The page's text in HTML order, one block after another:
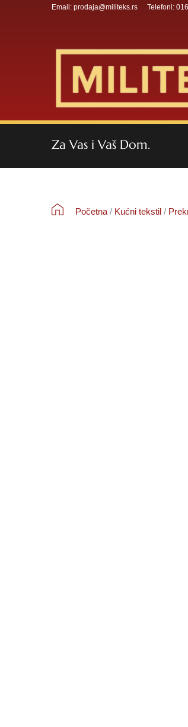
Email: prodaja@militeks.rs Telefoni:
Za Vas i Vaš Dom.
Početna / Kućni tekstil /